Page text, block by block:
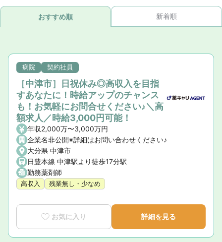
おすすめ順 新着順
病院 契約社員
［中津市］日祝休み◎高収入を目指
すあなたに！時給アップのチャンス
も！お気軽にお問合せください♪＼高
額求人／時給3,000円可能！
年収2,000万〜3,000万円
企業名非公開※詳細はお問い合わせください♪
大分県 中津市
日豊本線 中津駅より徒歩17分駅
勤務薬剤師
高収入 残業無し・少なめ
お気に入り 詳細を見る